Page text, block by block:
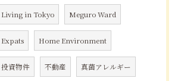
Living in Tokyo Meguro Ward
Expats Home Environment
投資物件 不動産 真菌アレルギー